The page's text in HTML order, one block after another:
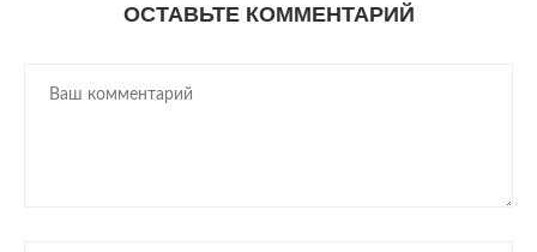
ОСТАВЬТЕ КОММЕНТАРИЙ